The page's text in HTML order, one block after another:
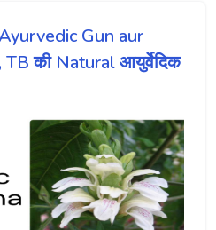
Gun aur
TB की Natural आयुर्वेदिक